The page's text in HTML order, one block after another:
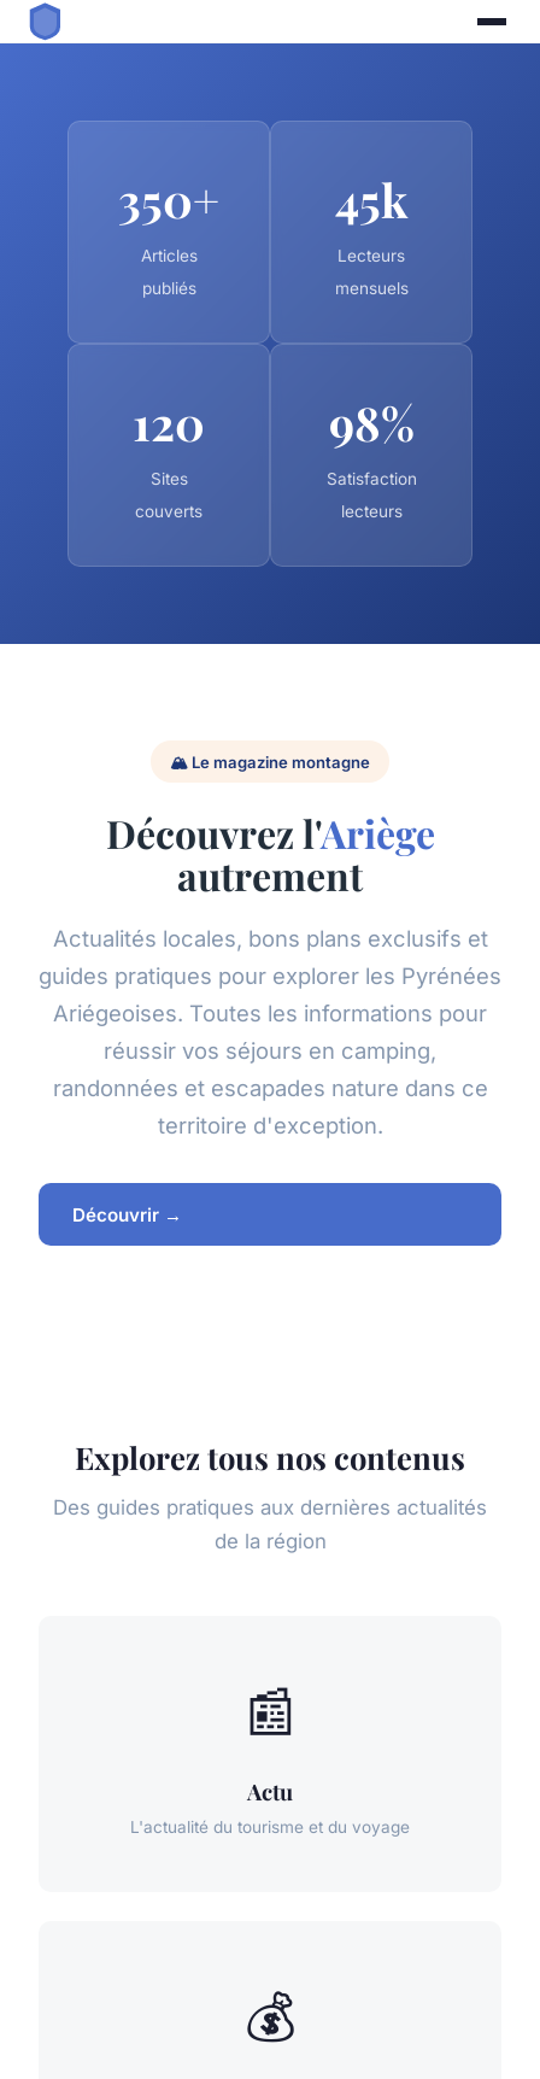
350+
Articles
publiés
45k
Lecteurs
mensuels
120
Sites
couverts
98%
Satisfaction
lecteurs
🏔️ Le magazine montagne
Découvrez l'Ariège
autrement
Actualités locales, bons plans exclusifs et
guides pratiques pour explorer les Pyrénées
Ariégeoises. Toutes les informations pour
réussir vos séjours en camping,
randonnées et escapades nature dans ce
territoire d'exception.
Découvrir →
Explorez tous nos contenus
Des guides pratiques aux dernières actualités
de la région
📰
Actu
L'actualité du tourisme et du voyage
💰